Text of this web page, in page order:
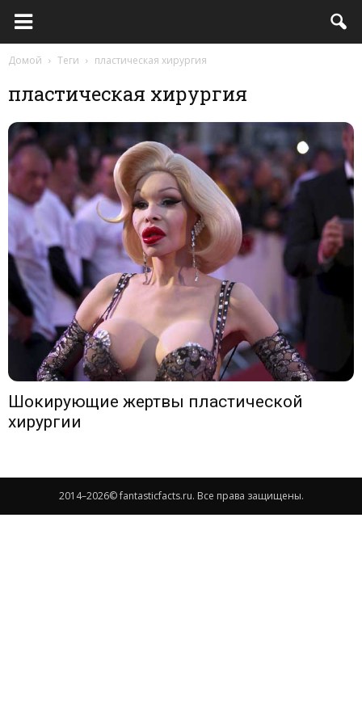
Домой Теги пластическая хирургия
пластическая хирургия
Шокирующие жертвы пластической
хирургии
2014–2026© fantasticfacts.ru. Все права защищены.